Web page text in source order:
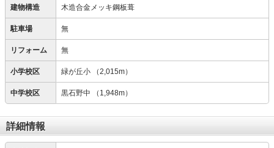
建物構造 木造合金メッキ鋼板葺
駐車場 無
リフォーム 無
小学校区 緑が丘小 （2,015m）
中学校区 黒石野中 （1,948m）
詳細情報